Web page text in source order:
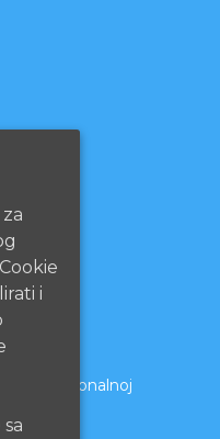
o funkcionalnoj
i